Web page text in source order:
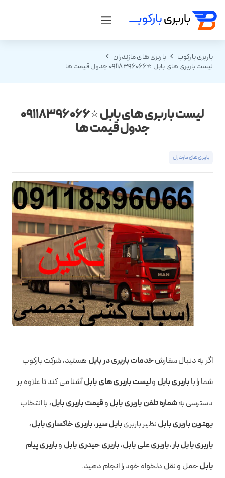
باربری بارکوب
باربری های مازندران
لیست باربری های بابل ⭐️09118396066 جدول قیمت ها
لیست باربری های بابل ⭐️09118396066
جدول قیمت ها
باربری های مازندران
اگر به دنبال سفارشخدمات باربری در بابل هستید، شرکت بارکوب
شما را باباربری بابل ولیست باربری های بابلآشنا می کند تا علاوه بر
دسترسی بهشماره تلفن باربری بابلوقیمت باربری بابل، با انتخاب
بهترین باربری بابلنظیر باربریبابل سیر،باربری خاکساری بابل،
باربری بابل بار،باربری علی بابل،باربری حیدری بابل وباربری پیام
بابلحمل و نقل دلخواه خود را انجام دهید.